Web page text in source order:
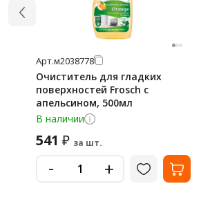
Арт.м2038778
Очиститель для гладких
поверхностей Frosch с
апельсином, 500мл
В наличии
541 ₽ за шт.
- +